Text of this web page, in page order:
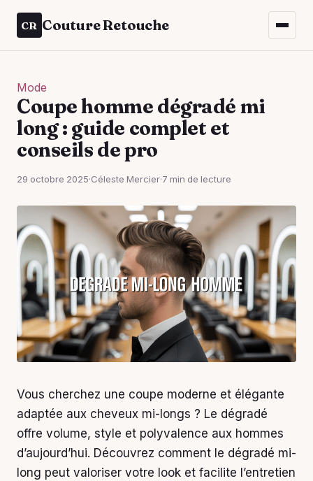
CR Couture Retouche
Mode
Coupe homme dégradé mi
long : guide complet et
conseils de pro
29 octobre 2025·Céleste Mercier·7 min de lecture
Vous cherchez une coupe moderne et élégante
adaptée aux cheveux mi-longs ? Le dégradé
offre volume, style et polyvalence aux hommes
d’aujourd’hui. Découvrez comment le dégradé mi-
long peut valoriser votre look et facilite l’entretien